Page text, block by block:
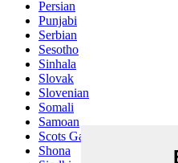
Persian
Punjabi
Serbian
Sesotho
Sinhala
Slovak
Slovenian
Somali
Samoan
Scots Gaelic
Shona